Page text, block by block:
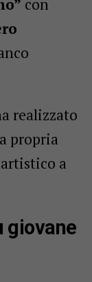
con
realizzato
propria
a
giovane